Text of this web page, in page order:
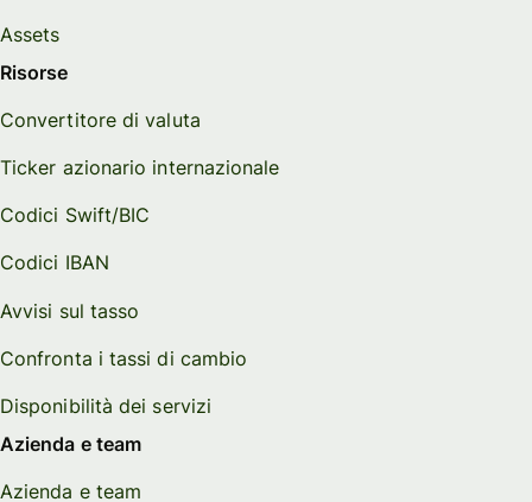
Assets
Risorse
Convertitore di valuta
Ticker azionario internazionale
Codici Swift/BIC
Codici IBAN
Avvisi sul tasso
Confronta i tassi di cambio
Disponibilità dei servizi
Azienda e team
Azienda e team